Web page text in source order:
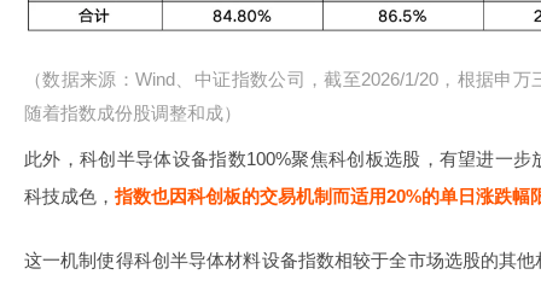
（数据来源：Wind、中证指数公司，截至2026/1/20，根据申
随着指数成份股调整和成）
此外，科创半导体设备指数100%聚焦科创板选股，有望进一
科技成色， 指数也因科创板的交易机制而适用20%的单日涨跌幅
这一机制使得科创半导体材料设备指数相较于全市场选股的其他